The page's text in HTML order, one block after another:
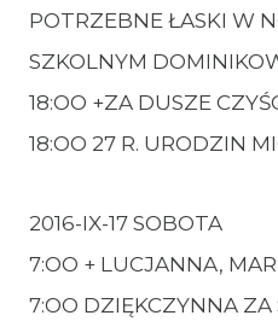
POTRZEBNE ŁASKI W
SZKOLNYM
18:OO +ZA DUSZE
18:OO 27 R. URODZIN
2016-IX-17 SOBOTA
7:OO + LUCJANNA,
7:OO DZIĘKCZYNNA ZA